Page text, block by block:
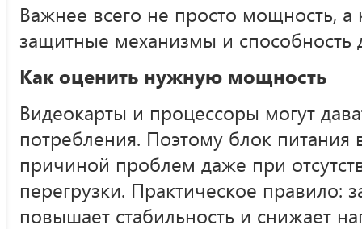
Важнее всего не просто мощность, а
защитные механизмы и способность
Как оценить нужную мощность
Видеокарты и процессоры могут
потребления. Поэтому блок питания
причиной проблем даже при
перегрузки. Практическое правило:
повышает стабильность и снижает